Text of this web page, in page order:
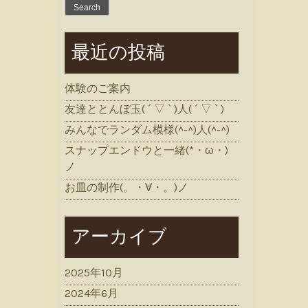
for:
最近の投稿
体験のご案内
友達ととんぼ玉( ´ ▽ ` )人( ´ ▽ ` )
みんなでランダム模様(^-^)人(^-^)
スナップエンドウと一緒(*・ω・)
ノ
お皿の制作(。・∀・。)ノ
アーカイブ
2025年10月
2024年6月